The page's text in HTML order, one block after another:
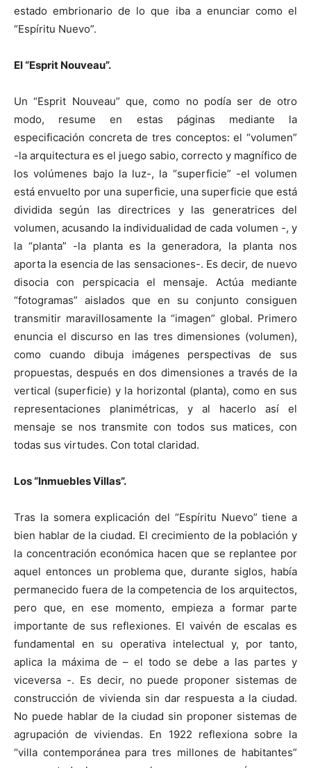
estado embrionario de lo que iba a enunciar como el
“Espíritu Nuevo”.
El “Esprit Nouveau”.
Un “Esprit Nouveau” que, como no podía ser de otro
modo, resume en estas páginas mediante la
especificación concreta de tres conceptos: el “volumen”
-la arquitectura es el juego sabio, correcto y magnífico de
los volúmenes bajo la luz-, la “superficie” -el volumen
está envuelto por una superficie, una superficie que está
dividida según las directrices y las generatrices del
volumen, acusando la individualidad de cada volumen -, y
la “planta” -la planta es la generadora, la planta nos
aporta la esencia de las sensaciones-. Es decir, de nuevo
disocia con perspicacia el mensaje. Actúa mediante
“fotogramas” aislados que en su conjunto consiguen
transmitir maravillosamente la “imagen” global. Primero
enuncia el discurso en las tres dimensiones (volumen),
como cuando dibuja imágenes perspectivas de sus
propuestas, después en dos dimensiones a través de la
vertical (superficie) y la horizontal (planta), como en sus
representaciones planimétricas, y al hacerlo así el
mensaje se nos transmite con todos sus matices, con
todas sus virtudes. Con total claridad.
Los “Inmuebles Villas”.
Tras la somera explicación del “Espíritu Nuevo” tiene a
bien hablar de la ciudad. El crecimiento de la población y
la concentración económica hacen que se replantee por
aquel entonces un problema que, durante siglos, había
permanecido fuera de la competencia de los arquitectos,
pero que, en ese momento, empieza a formar parte
importante de sus reflexiones. El vaivén de escalas es
fundamental en su operativa intelectual y, por tanto,
aplica la máxima de – el todo se debe a las partes y
viceversa -. Es decir, no puede proponer sistemas de
construcción de vivienda sin dar respuesta a la ciudad.
No puede hablar de la ciudad sin proponer sistemas de
agrupación de viviendas. En 1922 reflexiona sobre la
“villa contemporánea para tres millones de habitantes”